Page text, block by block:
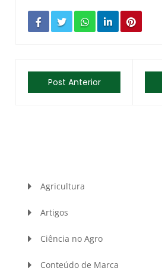
Post Anterior
Agricultura
Artigos
Ciência no Agro
Conteúdo de Marca